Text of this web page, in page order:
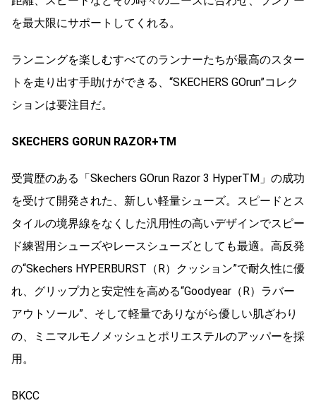
を最大限にサポートしてくれる。
ランニングを楽しむすべてのランナーたちが最高のスター
トを走り出す手助けができる、“SKECHERS GOrun”コレク
ションは要注目だ。
SKECHERS GORUN RAZOR+TM
受賞歴のある「Skechers GOrun Razor 3 HyperTM」の成功
を受けて開発された、新しい軽量シューズ。スピードとス
タイルの境界線をなくした汎用性の高いデザインでスピー
ド練習用シューズやレースシューズとしても最適。高反発
の“Skechers HYPERBURST（R）クッション”で耐久性に優
れ、グリップ力と安定性を高める“Goodyear（R）ラバー
アウトソール”、そして軽量でありながら優しい肌ざわり
の、ミニマルモノメッシュとポリエステルのアッパーを採
用。
BKCC